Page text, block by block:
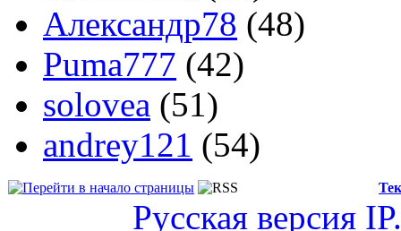
Александр78 (48)
Puma777 (42)
solovea (51)
andrey121 (54)
Русская версия